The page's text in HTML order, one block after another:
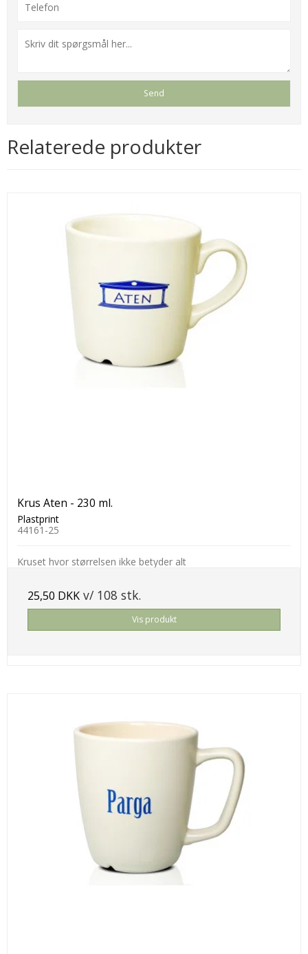
Relaterede produkter
Krus Aten - 230 ml.
Plastprint
44161-25
Kruset hvor størrelsen ikke betyder alt
25,50 DKK v/ 108 stk.
Vis produkt